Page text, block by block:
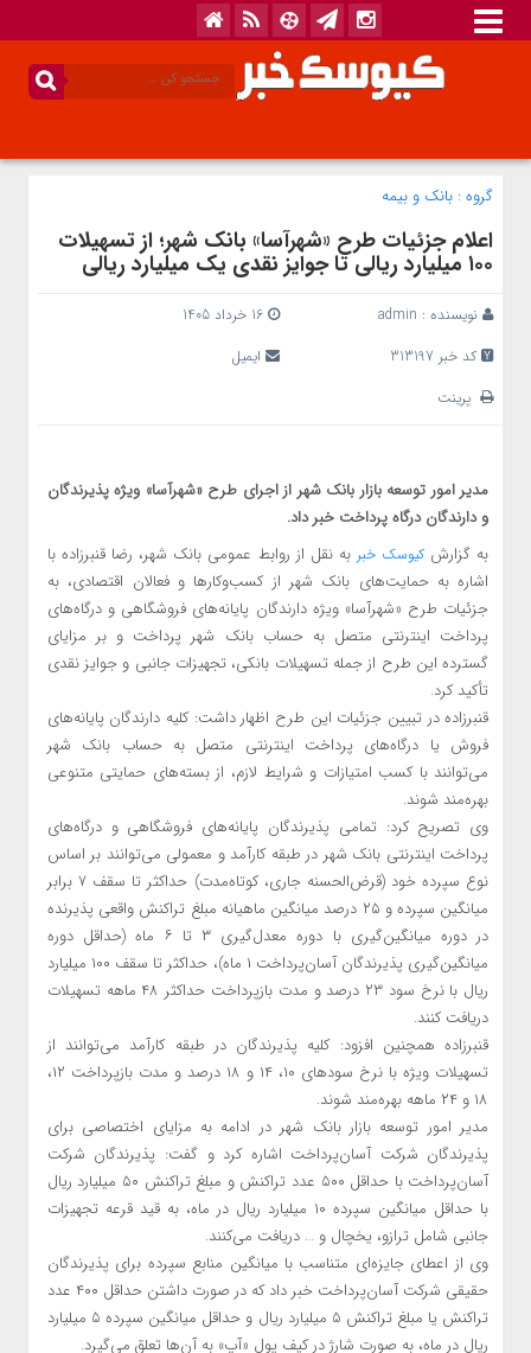
گروه : بانک‌ و بیمه
اعلام جزئیات طرح «شهرآسا» بانک شهر؛ از تسهیلات
۱۰۰ میلیارد ریالی تا جوایز نقدی یک میلیارد ریالی
نویسنده : admin
16 خرداد 1405
کد خبر 313197
ایمیل
پرینت
مدیر امور توسعه بازار بانک شهر از اجرای طرح «شهرآسا» ویژه پذیرندگان
و دارندگان درگاه پرداخت خبر داد.
به گزارش کیوسک خبر به نقل از روابط عمومی بانک شهر، رضا قنبرزاده با
اشاره به حمایت‌های بانک شهر از کسب‌وکارها و فعالان اقتصادی، به
جزئیات طرح «شهرآسا» ویژه دارندگان پایانه‌های فروشگاهی و درگاه‌های
پرداخت اینترنتی متصل به حساب بانک شهر پرداخت و بر مزایای
گسترده‌ این طرح از جمله تسهیلات بانکی، تجهیزات جانبی و جوایز نقدی
تأکید کرد.
قنبرزاده در تبیین جزئیات این طرح اظهار داشت: کلیه دارندگان پایانه‌های
فروش یا درگاه‌های پرداخت اینترنتی متصل به حساب بانک شهر
می‌توانند با کسب امتیازات و شرایط لازم، از بسته‌های حمایتی متنوعی
بهره‌مند شوند.
وی تصریح کرد: تمامی پذیرندگان پایانه‌های فروشگاهی و درگاه‌های
پرداخت اینترنتی بانک شهر در طبقه کارآمد و معمولی می‌توانند بر اساس
نوع سپرده خود (قرض‌الحسنه جاری، کوتاه‌مدت) حداکثر تا سقف ۷ برابر
میانگین سپرده و ۲۵ درصد میانگین ماهیانه مبلغ تراکنش واقعی پذیرنده
در دوره میانگین‌گیری با دوره معدل‌گیری ۳ تا ۶ ماه (حداقل دوره
میانگین‌گیری پذیرندگان آسان‌پرداخت ۱ ماه)، حداکثر تا سقف ۱۰۰ میلیارد
ریال با نرخ سود ۲۳ درصد و مدت بازپرداخت حداکثر ۴۸ ماهه تسهیلات
دریافت کنند.
قنبرزاده همچنین افزود: کلیه پذیرندگان در طبقه کارآمد می‌توانند از
تسهیلات ویژه با نرخ سود‌های ۱۰، ۱۴ و ۱۸ درصد و مدت بازپرداخت ۱۲،
۱۸ و ۲۴ ماهه بهره‌مند شوند.
مدیر امور توسعه بازار بانک شهر در ادامه به مزایای اختصاصی برای
پذیرندگان شرکت آسان‌پرداخت اشاره کرد و گفت: پذیرندگان شرکت
آسان‌پرداخت با حداقل ۵۰۰ عدد تراکنش و مبلغ تراکنش ۵۰ میلیارد ریال
با حداقل میانگین سپرده ۱۰ میلیارد ریال در ماه، به قید قرعه تجهیزات
جانبی شامل ترازو، یخچال و … دریافت می‌کنند.
وی از اعطای جایزه‌ای متناسب با میانگین منابع سپرده برای پذیرندگان
حقیقی شرکت آسان‌پرداخت خبر داد که در صورت داشتن حداقل ۴۰۰ عدد
تراکنش یا مبلغ تراکنش ۵ میلیارد ریال و حداقل میانگین سپرده ۵ میلیارد
ریال در ماه، به صورت شارژ در کیف پول «آپ» به آن‌ها تعلق می‌گیرد.